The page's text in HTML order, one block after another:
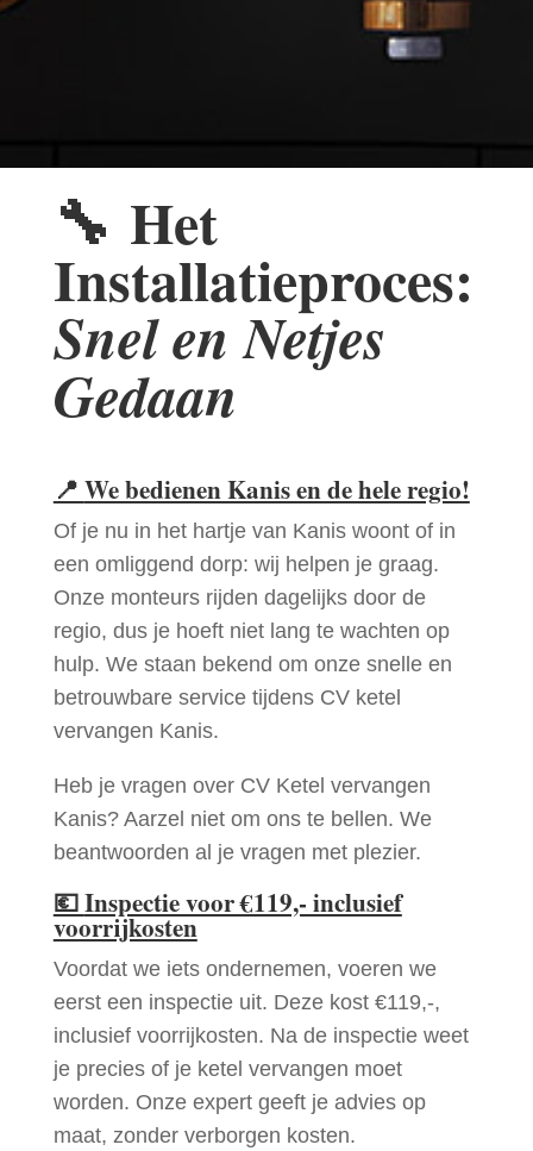
🔧 Het
Installatieproces:
Snel en Netjes
Gedaan
📍 We bedienen Kanis en de hele regio!
Of je nu in het hartje van Kanis woont of in
een omliggend dorp: wij helpen je graag.
Onze monteurs rijden dagelijks door de
regio, dus je hoeft niet lang te wachten op
hulp. We staan bekend om onze snelle en
betrouwbare service tijdens CV ketel
vervangen Kanis.
Heb je vragen over CV Ketel vervangen
Kanis? Aarzel niet om ons te bellen. We
beantwoorden al je vragen met plezier.
💶Inspectie voor €119,- inclusief
voorrijkosten
Voordat we iets ondernemen, voeren we
eerst een inspectie uit. Deze kost €119,-,
inclusief voorrijkosten. Na de inspectie weet
je precies of je ketel vervangen moet
worden. Onze expert geeft je advies op
maat, zonder verborgen kosten.